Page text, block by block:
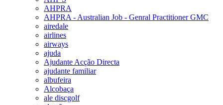
AHPRA
AHPRA - Australian Job - Genral Practitioner GMC
airedale
airlines
airways
ajuda
Ajudante Acção Directa
ajudante familiar
albufeira
Alcobaça
ale discgolf